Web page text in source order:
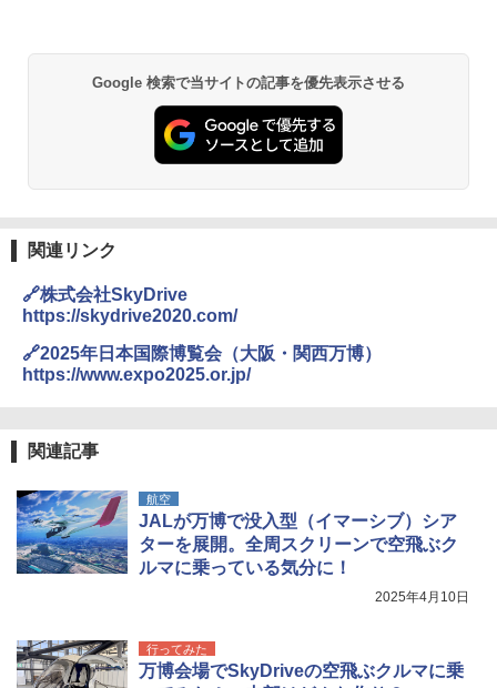
Google 検索で当サイトの記事を優先表示させる
関連リンク
🔗株式会社SkyDrive
https://skydrive2020.com/
🔗2025年日本国際博覧会（大阪・関西万博）
https://www.expo2025.or.jp/
関連記事
航空
JALが万博で没入型（イマーシブ）シア
ターを展開。全周スクリーンで空飛ぶク
ルマに乗っている気分に！
2025年4月10日
行ってみた
万博会場でSkyDriveの空飛ぶクルマに乗